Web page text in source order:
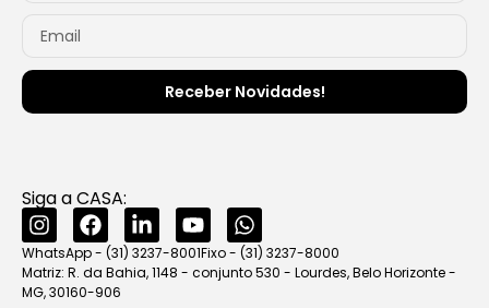
Receber Novidades!
Siga a CASA:
WhatsApp - (31) 3237-8001Fixo - (31) 3237-8000
Matriz: R. da Bahia, 1148 - conjunto 530 - Lourdes, Belo Horizonte -
MG, 30160-906